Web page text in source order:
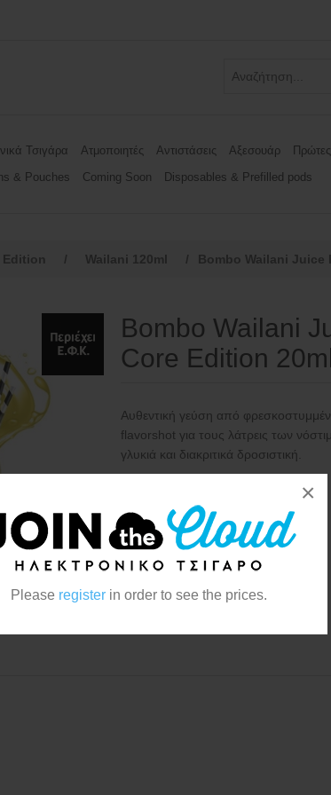
Please registerin order to see the prices.
×
Τσιγάρα Ατμοποιητές Αντιστάσεις Αξεσουάρ
& Pouches
Coming Soon Disposables & Prefilled pods
Edition / Wailani 120ml / Bombo Wailani Juice
Bombo Wailani
Core Edition
Αυθεντική γεύση από
flavorshot για τους λάτρεις των
γλυκιά και διακριτικά δροσιστική.
Vapers Experience